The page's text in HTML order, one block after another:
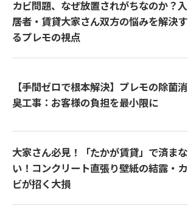
カビ問題、なぜ放置されがちなのか？入
居者・賃貸大家さん双方の悩みを解決す
るプレモの視点
【手間ゼロで根本解決】プレモの除菌消
臭工事：お客様の負担を最小限に
大家さん必見！「たかが賃貸」で済まな
い！コンクリート直張り壁紙の結露・カ
ビが招く大損